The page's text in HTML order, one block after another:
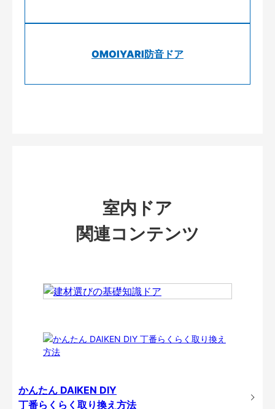
OMOIYARI防音ドア
室内ドア
関連コンテンツ
かんたん DAIKEN DIY
丁番らくらく取り換え方法